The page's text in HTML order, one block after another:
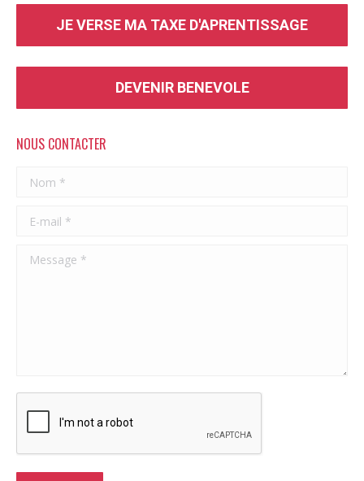
JE VERSE MA TAXE D'APRENTISSAGE
DEVENIR BENEVOLE
NOUS CONTACTER
Nom *
E-mail *
Message *